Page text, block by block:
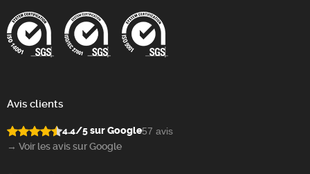
Avis clients
4.4/5 sur Google57 avis
→ Voir les avis sur Google